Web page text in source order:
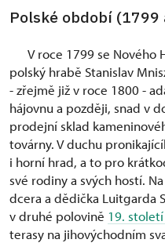
Polské období (1799
V roce 1799 se Nového
polský hrabě Stanislav
- zřejmě již v roce 1800 -
hájovnu a později, snad v
prodejní sklad
továrny. V duchu
i horní hrad, a to pro
své rodiny a svých hostí.
dcera a dědička Luitgarda
v druhé polovině 19. století
terasy na jihovýchodním